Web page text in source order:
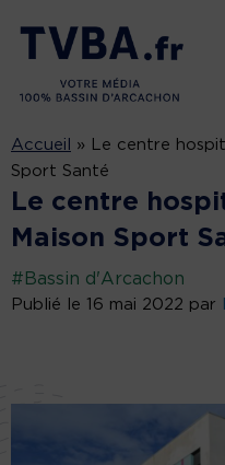
Accueil »
Le centre
Sport Santé
Le centre
Maison Sport
#Bassin d'Arcachon
Publié le 16 mai 2022 par